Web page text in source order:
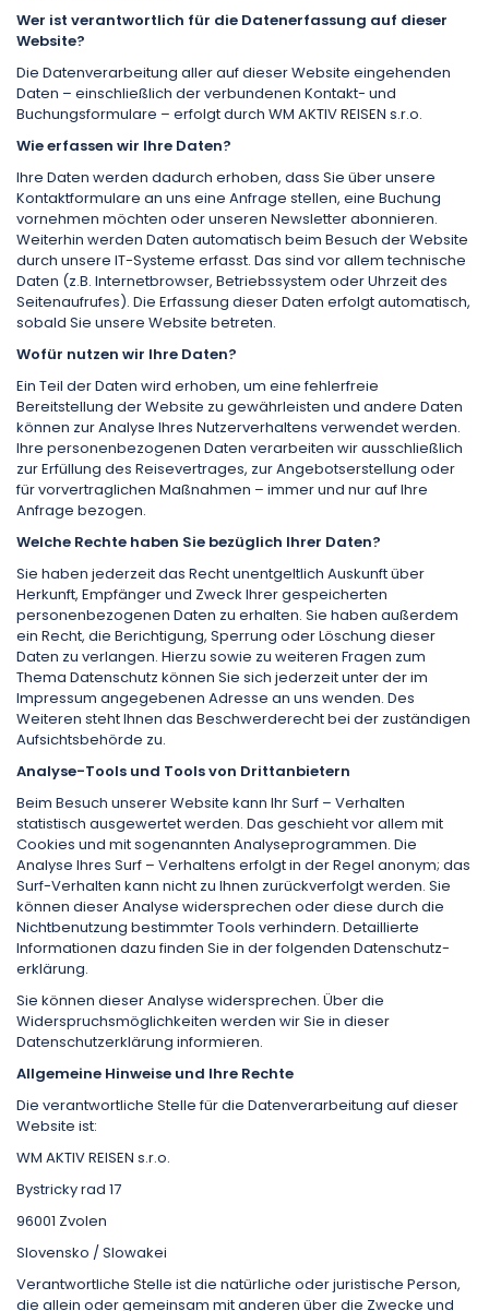
Wer ist verantwortlich für die Datenerfassung auf dieser
Website?
Die Datenverarbeitung aller auf dieser Website eingehenden
Daten – einschließlich der verbundenen Kontakt- und
Buchungsformulare – erfolgt durch WM AKTIV REISEN s.r.o.
Wie erfassen wir Ihre Daten?
Ihre Daten werden dadurch erhoben, dass Sie über unsere
Kontaktformulare an uns eine Anfrage stellen, eine Buchung
vornehmen möchten oder unseren Newsletter abonnieren.
Weiterhin werden Daten automatisch beim Besuch der Website
durch unsere IT-Systeme erfasst. Das sind vor allem technische
Daten (z.B. Internetbrowser, Betriebssystem oder Uhrzeit des
Seitenaufrufes). Die Erfassung dieser Daten erfolgt automatisch,
sobald Sie unsere Website betreten.
Wofür nutzen wir Ihre Daten?
Ein Teil der Daten wird erhoben, um eine fehlerfreie
Bereitstellung der Website zu gewährleisten und andere Daten
können zur Analyse Ihres Nutzerverhaltens verwendet werden.
Ihre personen­bezogenen Daten verarbeiten wir ausschließlich
zur Erfüllung des Reisevertrages, zur Angebots­erstellung oder
für vorvertraglichen Maßnahmen – immer und nur auf Ihre
Anfrage bezogen.
Welche Rechte haben Sie bezüglich Ihrer Daten?
Sie haben jederzeit das Recht unentgeltlich Auskunft über
Herkunft, Empfänger und Zweck Ihrer gespeicherten
personenbezogenen Daten zu erhalten. Sie haben außerdem
ein Recht, die Berichtigung, Sperrung oder Löschung dieser
Daten zu verlangen. Hierzu sowie zu weiteren Fragen zum
Thema Datenschutz können Sie sich jederzeit unter der im
Impressum angegebenen Adresse an uns wenden. Des
Weiteren steht Ihnen das Beschwerderecht bei der zuständigen
Aufsichtsbehörde zu.
Analyse-Tools und Tools von Drittanbietern
Beim Besuch unserer Website kann Ihr Surf – Verhalten
statistisch ausgewertet werden. Das geschieht vor allem mit
Cookies und mit sogenannten Analyseprogrammen. Die
Analyse Ihres Surf – Verhaltens erfolgt in der Regel anonym; das
Surf-Verhalten kann nicht zu Ihnen zurückverfolgt werden. Sie
können dieser Analyse widersprechen oder diese durch die
Nichtbenutzung bestimmter Tools verhindern. Detaillierte
Informationen dazu finden Sie in der folgenden Datenschutz­
erklärung.
Sie können dieser Analyse widersprechen. Über die
Widerspruchsmöglichkeiten werden wir Sie in dieser
Datenschutzerklärung informieren.
Allgemeine Hinweise und Ihre Rechte
Die verantwortliche Stelle für die Datenverarbeitung auf dieser
Website ist:
WM AKTIV REISEN s.r.o.
Bystricky rad 17
96001 Zvolen
Slovensko / Slowakei
Verantwortliche Stelle ist die natürliche oder juristische Person,
die allein oder gemeinsam mit anderen über die Zwecke und